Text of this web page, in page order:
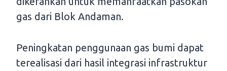
gas dari Blok Andaman.
Peningkatan penggunaan gas bumi dapat
terealisasi dari hasil integrasi infrastruktur